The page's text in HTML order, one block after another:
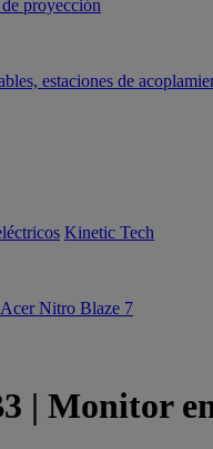
proyección
estaciones de
Kinetic Tech
Acer Nitro Blaze 7
| Monitor